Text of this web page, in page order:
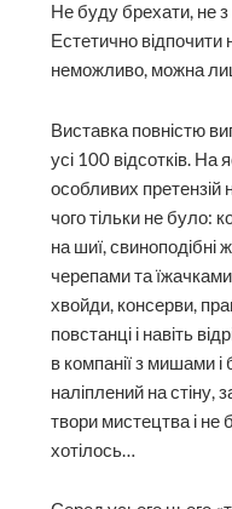
Не буду брехати, не
Естетично відпочити
неможливо, можна
Виставка повністю
усі 100 відсотків. На
особливих претензій
чого тільки не було:
на шиї, свиноподібні
черепами та
хвойди, консерви,
повстанці і навіть
в компанії з мишами
наліплений на стіну,
твори мистецтва і не
хотілось…